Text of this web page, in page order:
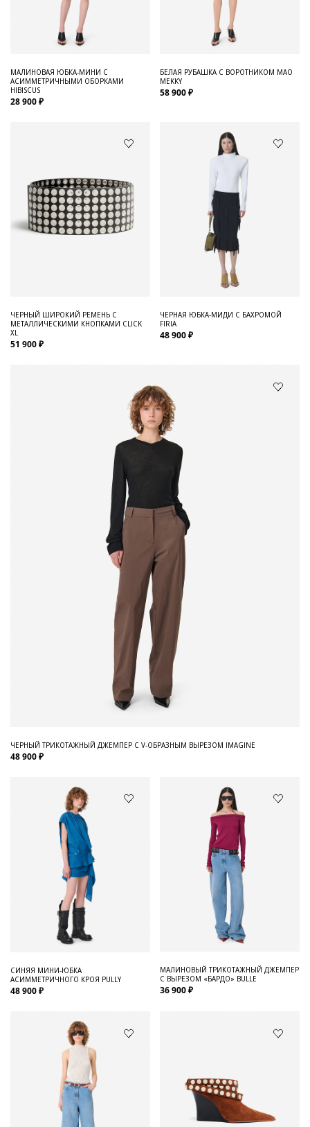
МАЛИНОВАЯ ЮБКА-МИНИ С
АСИММЕТРИЧНЫМИ ОБОРКАМИ
HIBISCUS
28 900 ₽
БЕЛАЯ РУБАШКА С ВОРОТНИКОМ МАО
MEKKY
58 900 ₽
ЧЕРНЫЙ ШИРОКИЙ РЕМЕНЬ С
МЕТАЛЛИЧЕСКИМИ КНОПКАМИ CLICK
XL
51 900 ₽
ЧЕРНАЯ ЮБКА-МИДИ С БАХРОМОЙ
FIRIA
48 900 ₽
ЧЕРНЫЙ ТРИКОТАЖНЫЙ ДЖЕМПЕР С V-ОБРАЗНЫМ ВЫРЕЗОМ IMAGINE
48 900 ₽
СИНЯЯ МИНИ-ЮБКА
АСИММЕТРИЧНОГО КРОЯ PULLY
48 900 ₽
МАЛИНОВЫЙ ТРИКОТАЖНЫЙ ДЖЕМПЕР
С ВЫРЕЗОМ «БАРДО» BULLE
36 900 ₽